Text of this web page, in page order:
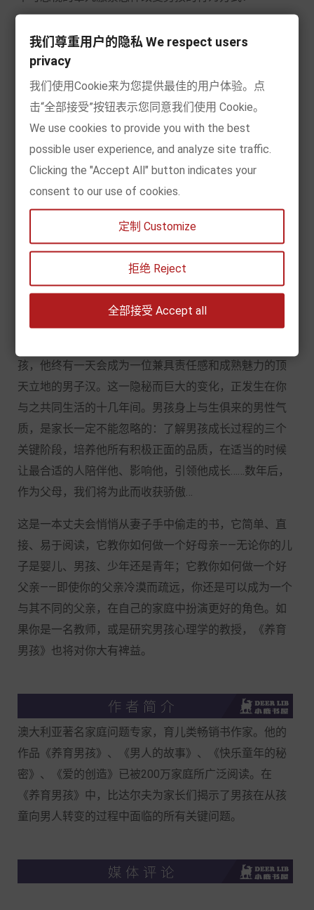
男孩常见“病”：如“不会做饭”、“不会洗衣”……
如何培养男孩对“性”的谨慎态度？
体育运动，培养孩子们正确的价值观。
《养育男孩》1~18岁男孩父母的启蒙之书和进阶指南！
全球畅销500万册，10万读者好评！中文版累计加印48
次，销量超220万册，蝉联畅销榜15年，教你如何抓住
男孩成长的3个关键阶段，培养积极勇敢、有担当的小男
孩，他终有一天会成为一位兼具责任感和成熟魅力的顶
天立地的男子汉。这一隐秘而巨大的变化，正发生在你
与之共同生活的十几年间。男孩身上与生俱来的男性气
质，是家长一定不能忽略的：了解男孩成长过程的三个
关键阶段，培养他所有积极正面的品质，在适当的时候
让最合适的人陪伴他、影响他，引领他成长……数年后，
作为父母，我们将为此而收获骄傲…
这是一本丈夫会悄悄从妻子手中偷走的书，它简单、直
接、易于阅读，它教你如何做一个好母亲——无论你的儿
子是婴儿、男孩、少年还是青年；它教你如何做一个好
父亲——即使你的父亲冷漠而疏远，你还是可以成为一个
与其不同的父亲，在自己的家庭中扮演更好的角色。如
果你是一名教师，或是研究男孩心理学的教授，《养育
男孩》也将对你大有裨益。
澳大利亚著名家庭问题专家，育儿类畅销书作家。他的
作品《养育男孩》、《男人的故事》、《快乐童年的秘
密》、《爱的创造》已被200万家庭所广泛阅读。在
《养育男孩》中，比达尔夫为家长们揭示了男孩在从孩
童向男人转变的过程中面临的所有关键问题。
我们尊重用户的隐私 We respect users
privacy
我们使用Cookie来为您提供最佳的用户体验。点
击“全部接受”按钮表示您同意我们使用 Cookie。
We use cookies to provide you with the best
possible user experience, and analyze site traffic.
Clicking the "Accept All" button indicates your
consent to our use of cookies.
定制 Customize
拒绝 Reject
全部接受 Accept all